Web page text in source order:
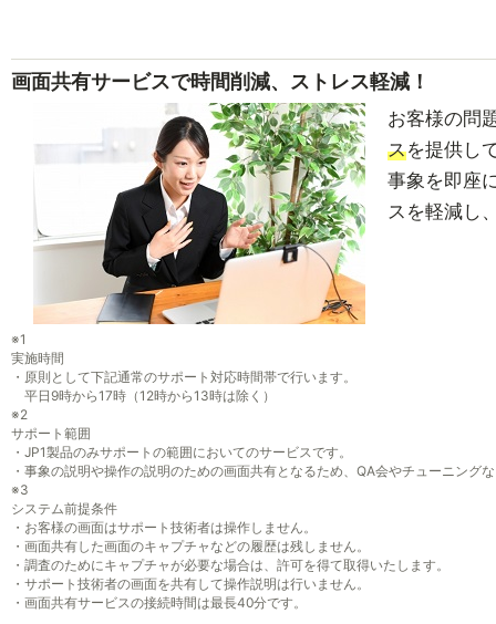
画面共有サービスで時間削減、ストレス軽減！
お客様の問
スを提供し
事象を即座
スを軽減し
※1
実施時間
・原則として下記通常のサポート対応時間帯で行います。
平日9時から17時（12時から13時は除く）
※2
サポート範囲
・JP1製品のみサポートの範囲においてのサービスです。
・事象の説明や操作の説明のための画面共有となるため、QA会やチューニング
※3
システム前提条件
・お客様の画面はサポート技術者は操作しません。
・画面共有した画面のキャプチャなどの履歴は残しません。
・調査のためにキャプチャが必要な場合は、許可を得て取得いたします。
・サポート技術者の画面を共有して操作説明は行いません。
・画面共有サービスの接続時間は最長40分です。